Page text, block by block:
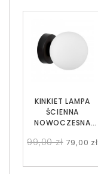
KINKIET LAMPA
ŚCIENNA
NOWOCZESNA
MARSIADA W1
99,00 zł 79,00 zł